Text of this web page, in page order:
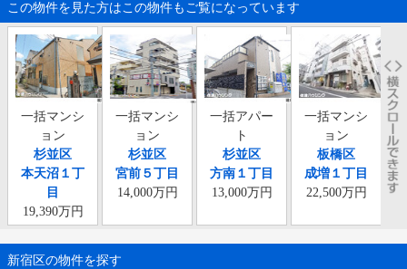
この物件を見た方はこの物件もご覧になっています
一括マンシ
ョン
杉並区
本天沼１丁
目
19,390万円
一括マンシ
ョン
杉並区
宮前５丁目
14,000万円
一括アパー
ト
杉並区
方南１丁目
13,000万円
一括マンシ
ョン
板橋区
成増１丁目
22,500万円
新宿区の物件を探す